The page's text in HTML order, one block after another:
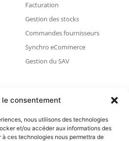
le consentement
nous utilisons des technologies
et/ou accéder aux informations des
ces technologies nous permettra de
Facturation
Gestion des stocks
Commandes fournisseurs
Synchro eCommerce
Gestion du SAV